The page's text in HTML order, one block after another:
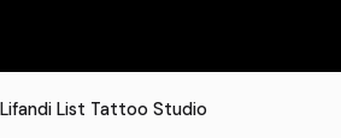
Lifandi List Tattoo Studio